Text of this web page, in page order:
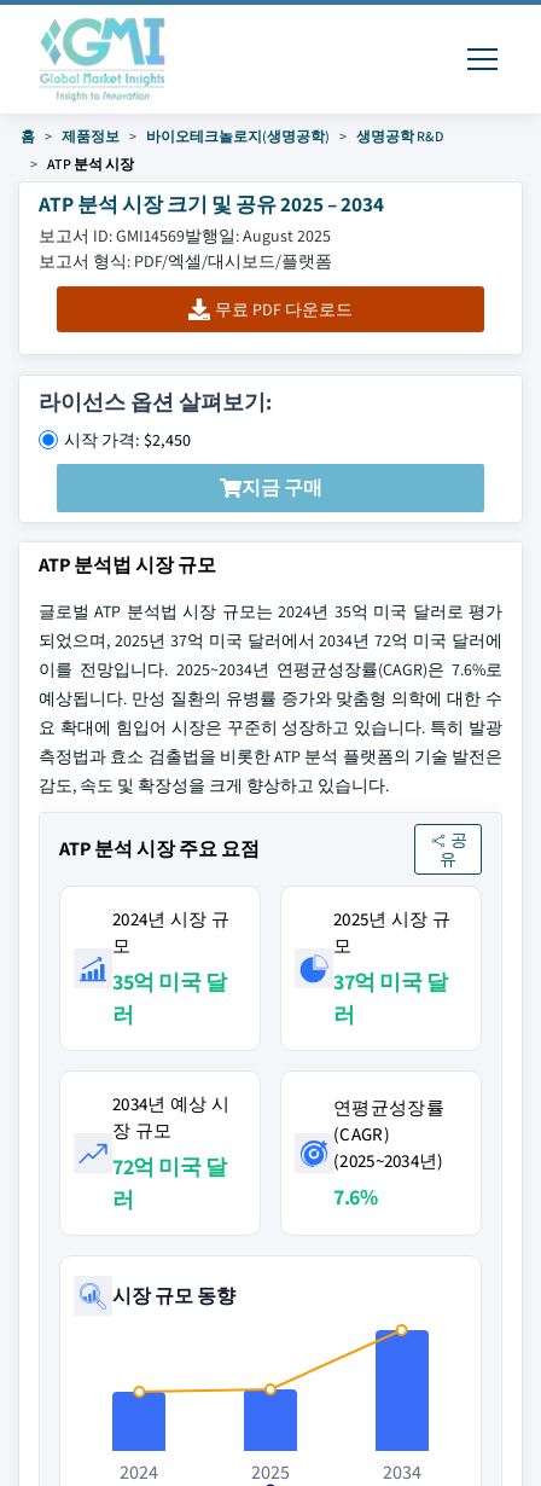
홈 제품정보 바이오테크놀로지(생명공학)
생명공학 R&D
ATP 분석 시장
ATP 분석 시장 크기 및 공유 2025 – 2034
보고서 ID: GMI14569발행일: August 2025
보고서 형식: PDF/엑셀/대시보드/플랫폼
무료 PDF 다운로드
라이선스 옵션 살펴보기:
시작 가격: $2,450
지금 구매
ATP 분석법 시장 규모
글로벌 ATP 분석법 시장 규모는 2024년 35억 미국 달러로 평가
되었으며, 2025년 37억 미국 달러에서 2034년 72억 미국 달러에
이를 전망입니다. 2025~2034년 연평균성장률(CAGR)은 7.6%로
예상됩니다. 만성 질환의 유병률 증가와 맞춤형 의학에 대한 수
요 확대에 힘입어 시장은 꾸준히 성장하고 있습니다. 특히 발광
측정법과 효소 검출법을 비롯한 ATP 분석 플랫폼의 기술 발전은
감도, 속도 및 확장성을 크게 향상하고 있습니다.
ATP 분석 시장 주요 요점
공
유
2024년 시장 규
모
35억 미국 달
러
2025년 시장 규
모
37억 미국 달
러
2034년 예상 시
장 규모
72억 미국 달
러
연평균성장률
(CAGR)
(2025~2034년)
7.6%
시장 규모 동향
2024
2025
2034